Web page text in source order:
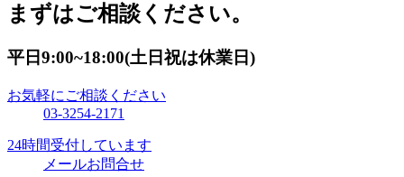
まずはご相談ください。
平日9:00~18:00(土日祝は休業日)
お気軽にご相談ください
03-3254-2171
24時間受付しています
メールお問合せ